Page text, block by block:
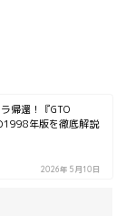
帰還！『GTO
1998年版を徹底解説
2026年5月10日